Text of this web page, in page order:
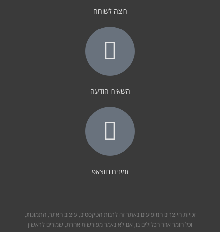
רוצה לשוחח
השאירו הודעה
זמינים בווצאפ
זכויות היוצרים המופיעים באתר זה לרבות הטקסטים, עיצוב האתר, התמונות,
וכל חומר אחר הכלולים בו, אם לא נאמר מפורשות אחרת, שמורים לראשון